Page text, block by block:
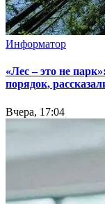
Информатор
«Лес – это не
порядок,
Вчера, 17:04